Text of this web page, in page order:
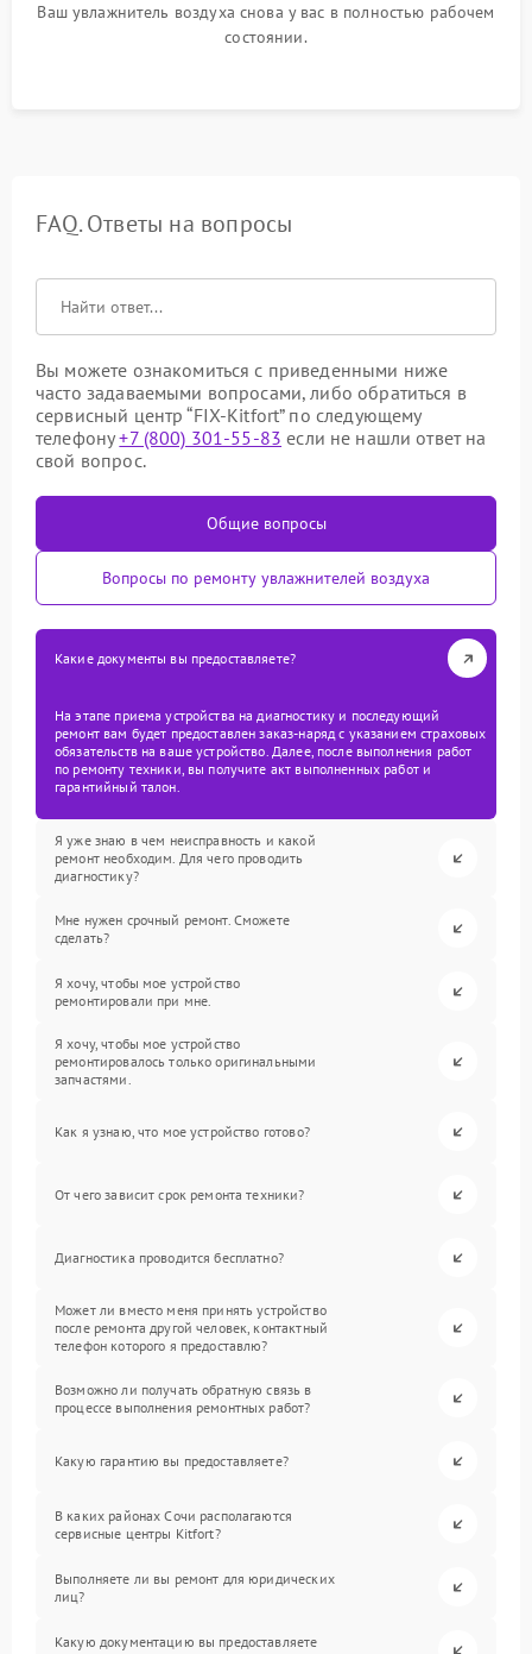
Ваш увлажнитель воздуха снова у вас в полностью рабочем
состоянии.
FAQ. Ответы на вопросы
Вы можете ознакомиться с приведенными ниже
часто задаваемыми вопросами, либо обратиться в
сервисный центр “FIX-Kitfort” по следующему
телефону+7 (800) 301-55-83 если не нашли ответ на
свой вопрос.
Общие вопросы
Вопросы по ремонту увлажнителей воздуха
Какие документы вы предоставляете?
На этапе приема устройства на диагностику и последующий
ремонт вам будет предоставлен заказ-наряд с указанием страховых
обязательств на ваше устройство. Далее, после выполнения работ
по ремонту техники, вы получите акт выполненных работ и
гарантийный талон.
Я уже знаю в чем неисправность и какой
ремонт необходим. Для чего проводить
диагностику?
Мне нужен срочный ремонт. Сможете
сделать?
Я хочу, чтобы мое устройство
ремонтировали при мне.
Я хочу, чтобы мое устройство
ремонтировалось только оригинальными
запчастями.
Как я узнаю, что мое устройство готово?
От чего зависит срок ремонта техники?
Диагностика проводится бесплатно?
Может ли вместо меня принять устройство
после ремонта другой человек, контактный
телефон которого я предоставлю?
Возможно ли получать обратную связь в
процессе выполнения ремонтных работ?
Какую гарантию вы предоставляете?
В каких районах Сочи располагаются
сервисные центры Kitfort?
Выполняете ли вы ремонт для юридических
лиц?
Какую документацию вы предоставляете